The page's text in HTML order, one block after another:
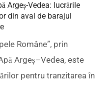
Argeș-Vedea: lucrările
din aval de barajul
Române”, prin
Argeș–Vedea, este
pentru tranzitarea în